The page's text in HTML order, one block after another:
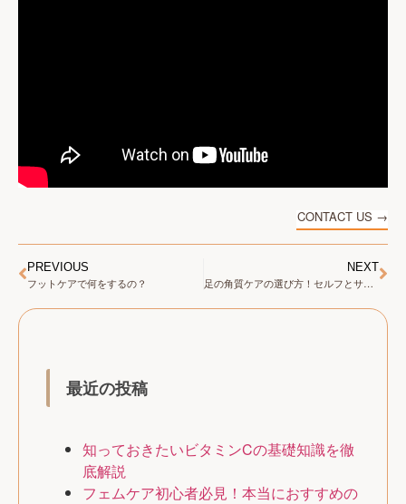
CONTACT US →
PREVIOUS
フットケアで何をするの？
NEXT
足の角質ケアの選び方！セルフとサロンの違いを知ろう
最近の投稿
知っておきたいビタミンCの基礎知識を徹
底解説
フェムケア初心者必見！本当におすすめの